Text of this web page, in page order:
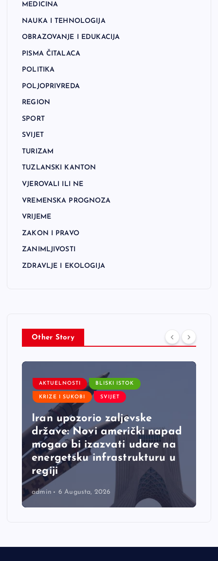
MEDICINA
NAUKA I TEHNOLOGIJA
OBRAZOVANJE I EDUKACIJA
PISMA ČITALACA
POLITIKA
POLJOPRIVREDA
REGION
SPORT
SVIJET
TURIZAM
TUZLANSKI KANTON
VJEROVALI ILI NE
VREMENSKA PROGNOZA
VRIJEME
ZAKON I PRAVO
ZANIMLJIVOSTI
ZDRAVLJE I EKOLOGIJA
Other Story
AKTUELNOSTI BLISKI ISTOK
KRIZE I SUKOBI SVIJET
Iran upozorio zaljevske
države: Novi američki napad
mogao bi izazvati udare na
energetsku infrastrukturu u
regiji
admin 6 Augusta, 2026